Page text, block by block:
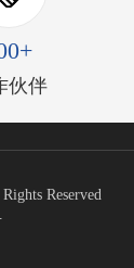
伙伴
Reserved